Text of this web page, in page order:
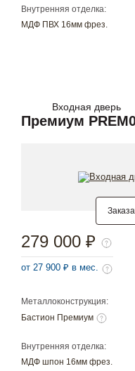
Внутренняя отделка:
МДФ ПВХ 16мм фрез.
Входная дверь
Премиум
Металлоконструкция:
Бастион Премиум
Внутренняя отделка:
МДФ шпон 16мм фрез.
279 000 ₽
от 27 900 ₽ в мес.